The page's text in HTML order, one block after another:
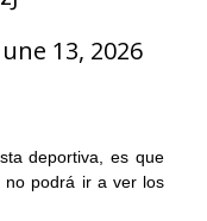
13, 2026
deportiva, es que
no podrá ir a ver los